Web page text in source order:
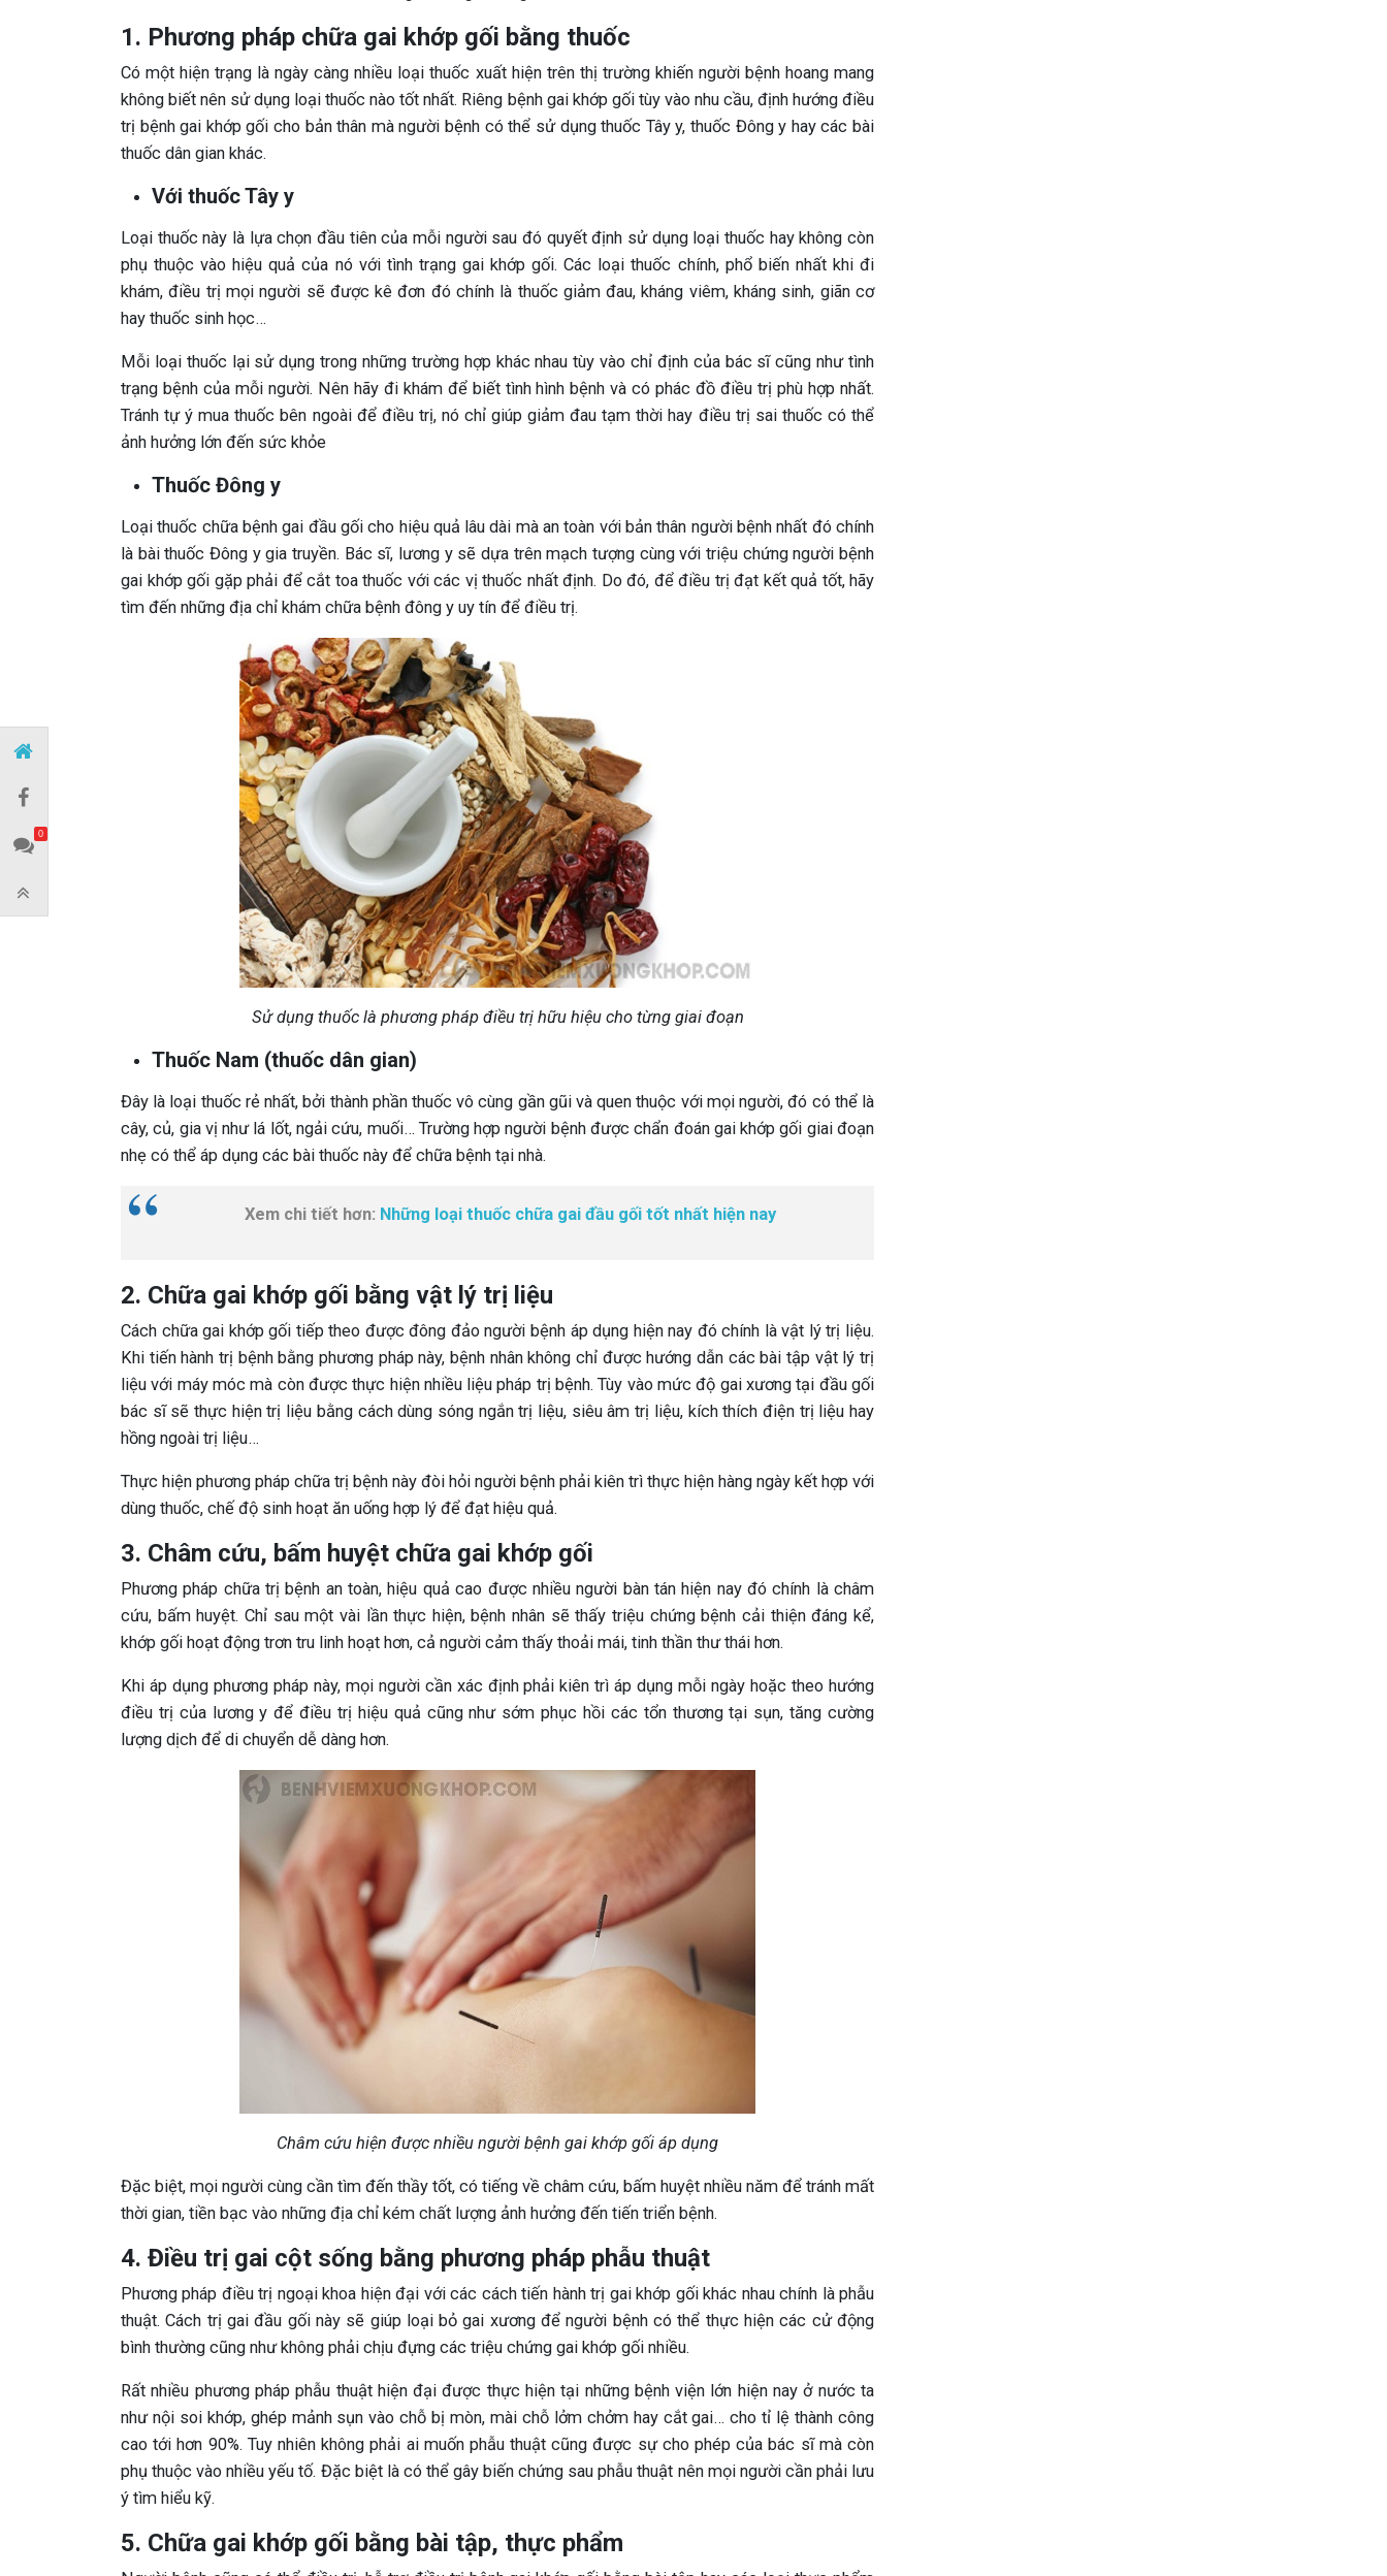
1. Phương pháp chữa gai khớp gối bằng thuốc
Có một hiện trạng là ngày càng nhiều loại thuốc xuất hiện trên thị trường khiến người bệnh hoang mang
không biết nên sử dụng loại thuốc nào tốt nhất. Riêng bệnh gai khớp gối tùy vào nhu cầu, định hướng điều
trị bệnh gai khớp gối cho bản thân mà người bệnh có thể sử dụng thuốc Tây y, thuốc Đông y hay các bài
thuốc dân gian khác.
Với thuốc Tây y
Loại thuốc này là lựa chọn đầu tiên của mỗi người sau đó quyết định sử dụng loại thuốc hay không còn
phụ thuộc vào hiệu quả của nó với tình trạng gai khớp gối. Các loại thuốc chính, phổ biến nhất khi đi
khám, điều trị mọi người sẽ được kê đơn đó chính là thuốc giảm đau, kháng viêm, kháng sinh, giãn cơ
hay thuốc sinh học…
Mỗi loại thuốc lại sử dụng trong những trường hợp khác nhau tùy vào chỉ định của bác sĩ cũng như tình
trạng bệnh của mỗi người. Nên hãy đi khám để biết tình hình bệnh và có phác đồ điều trị phù hợp nhất.
Tránh tự ý mua thuốc bên ngoài để điều trị, nó chỉ giúp giảm đau tạm thời hay điều trị sai thuốc có thể
ảnh hưởng lớn đến sức khỏe
Thuốc Đông y
Loại thuốc chữa bệnh gai đầu gối cho hiệu quả lâu dài mà an toàn với bản thân người bệnh nhất đó chính
là bài thuốc Đông y gia truyền. Bác sĩ, lương y sẽ dựa trên mạch tượng cùng với triệu chứng người bệnh
gai khớp gối gặp phải để cắt toa thuốc với các vị thuốc nhất định. Do đó, để điều trị đạt kết quả tốt, hãy
tìm đến những địa chỉ khám chữa bệnh đông y uy tín để điều trị.
Sử dụng thuốc là phương pháp điều trị hữu hiệu cho từng giai đoạn
Thuốc Nam (thuốc dân gian)
Đây là loại thuốc rẻ nhất, bởi thành phần thuốc vô cùng gần gũi và quen thuộc với mọi người, đó có thể là
cây, củ, gia vị như lá lốt, ngải cứu, muối… Trường hợp người bệnh được chẩn đoán gai khớp gối giai đoạn
nhẹ có thể áp dụng các bài thuốc này để chữa bệnh tại nhà.
Xem chi tiết hơn: Những loại thuốc chữa gai đầu gối tốt nhất hiện nay
2. Chữa gai khớp gối bằng vật lý trị liệu
Cách chữa gai khớp gối tiếp theo được đông đảo người bệnh áp dụng hiện nay đó chính là vật lý trị liệu.
Khi tiến hành trị bệnh bằng phương pháp này, bệnh nhân không chỉ được hướng dẫn các bài tập vật lý trị
liệu với máy móc mà còn được thực hiện nhiều liệu pháp trị bệnh. Tùy vào mức độ gai xương tại đầu gối
bác sĩ sẽ thực hiện trị liệu bằng cách dùng sóng ngắn trị liệu, siêu âm trị liệu, kích thích điện trị liệu hay
hồng ngoài trị liệu…
Thực hiện phương pháp chữa trị bệnh này đòi hỏi người bệnh phải kiên trì thực hiện hàng ngày kết hợp với
dùng thuốc, chế độ sinh hoạt ăn uống hợp lý để đạt hiệu quả.
3. Châm cứu, bấm huyệt chữa gai khớp gối
Phương pháp chữa trị bệnh an toàn, hiệu quả cao được nhiều người bàn tán hiện nay đó chính là châm
cứu, bấm huyệt. Chỉ sau một vài lần thực hiện, bệnh nhân sẽ thấy triệu chứng bệnh cải thiện đáng kể,
khớp gối hoạt động trơn tru linh hoạt hơn, cả người cảm thấy thoải mái, tinh thần thư thái hơn.
Khi áp dụng phương pháp này, mọi người cần xác định phải kiên trì áp dụng mỗi ngày hoặc theo hướng
điều trị của lương y để điều trị hiệu quả cũng như sớm phục hồi các tổn thương tại sụn, tăng cường
lượng dịch để di chuyển dễ dàng hơn.
Châm cứu hiện được nhiều người bệnh gai khớp gối áp dụng
Đặc biệt, mọi người cùng cần tìm đến thầy tốt, có tiếng về châm cứu, bấm huyệt nhiều năm để tránh mất
thời gian, tiền bạc vào những địa chỉ kém chất lượng ảnh hưởng đến tiến triển bệnh.
4. Điều trị gai cột sống bằng phương pháp phẫu thuật
Phương pháp điều trị ngoại khoa hiện đại với các cách tiến hành trị gai khớp gối khác nhau chính là phẫu
thuật. Cách trị gai đầu gối này sẽ giúp loại bỏ gai xương để người bệnh có thể thực hiện các cử động
bình thường cũng như không phải chịu đựng các triệu chứng gai khớp gối nhiều.
Rất nhiều phương pháp phẫu thuật hiện đại được thực hiện tại những bệnh viện lớn hiện nay ở nước ta
như nội soi khớp, ghép mảnh sụn vào chỗ bị mòn, mài chỗ lởm chởm hay cắt gai… cho tỉ lệ thành công
cao tới hơn 90%. Tuy nhiên không phải ai muốn phẫu thuật cũng được sự cho phép của bác sĩ mà còn
phụ thuộc vào nhiều yếu tố. Đặc biệt là có thể gây biến chứng sau phẫu thuật nên mọi người cần phải lưu
ý tìm hiểu kỹ.
5. Chữa gai khớp gối bằng bài tập, thực phẩm
0